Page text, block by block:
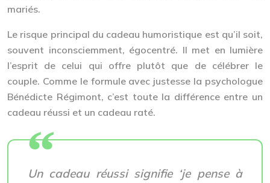
mariés.
Le risque principal du cadeau humoristique est qu’il soit,
souvent inconsciemment, égocentré. Il met en lumière
l’esprit de celui qui offre plutôt que de célébrer le
couple. Comme le formule avec justesse la psychologue
Bénédicte Régimont, c’est toute la différence entre un
cadeau réussi et un cadeau raté.
Un cadeau réussi signifie ‘je pense à